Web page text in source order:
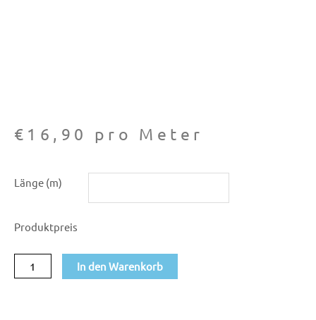
€ 16,90 pro Meter
Länge (m)
Produktpreis
Gobelin
Menge
In den Warenkorb